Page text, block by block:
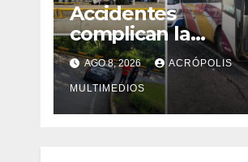
Accidentes
complican la
mañana en Xalapa
AGO 8, 2026 ACRÓPOLIS
MULTIMEDIOS